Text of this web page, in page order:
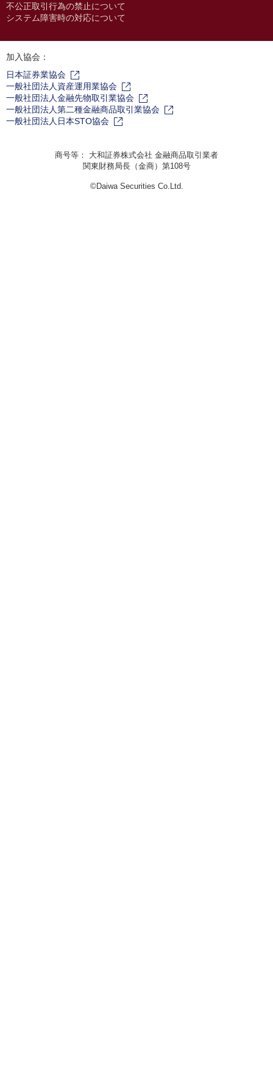
不公正取引行為の禁止について
システム障害時の対応について
加入協会：
日本証券業協会
一般社団法人資産運用業協会
一般社団法人金融先物取引業協会
一般社団法人第二種金融商品取引業協会
一般社団法人日本STO協会
商号等： 大和証券株式会社 金融商品取引業者
関東財務局長（金商）第108号
©Daiwa Securities Co.Ltd.